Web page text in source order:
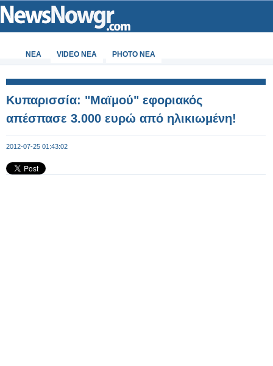
ΝΕΑ VIDEO NEA PHOTO NEA
Κυπαρισσία: "Μαϊμού" εφοριακός
απέσπασε 3.000 ευρώ από ηλικιωμένη!
2012-07-25 01:43:02